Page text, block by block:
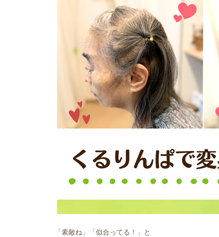
「素敵ね」「似合ってる！」と